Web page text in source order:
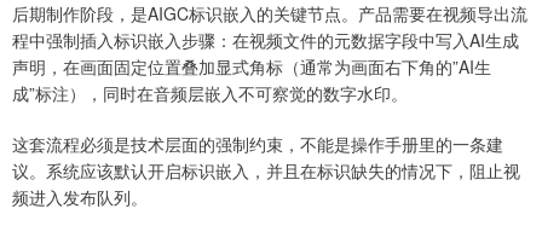
后期制作阶段，是AIGC标识嵌入的关键节点。产品需要在视频导出流
程中强制插入标识嵌入步骤：在视频文件的元数据字段中写入AI生成
声明，在画面固定位置叠加显式角标（通常为画面右下角的”AI生
成”标注），同时在音频层嵌入不可察觉的数字水印。
这套流程必须是技术层面的强制约束，不能是操作手册里的一条建
议。系统应该默认开启标识嵌入，并且在标识缺失的情况下，阻止视
频进入发布队列。